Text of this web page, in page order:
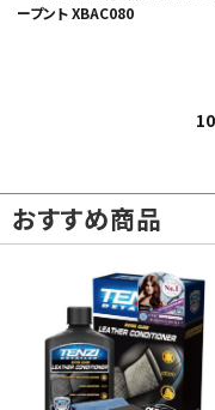
ープント XBAC080
おすすめ商品